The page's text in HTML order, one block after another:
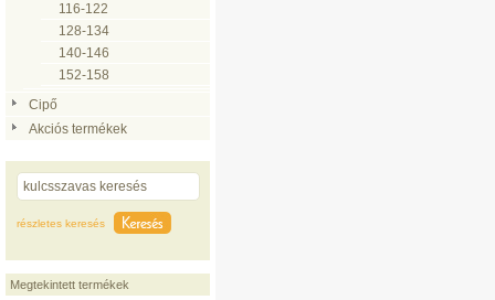
116-122
128-134
140-146
152-158
Cipő
Akciós termékek
részletes keresés
Megtekintett termékek